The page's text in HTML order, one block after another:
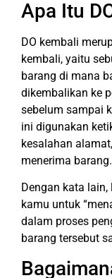
Apa Itu
DO kembali
kembali, yaitu
barang di mana
dikembalikan ke
sebelum sampai
ini digunakan
kesalahan
menerima barang.
Dengan kata
kamu untuk
dalam proses
barang tersebut